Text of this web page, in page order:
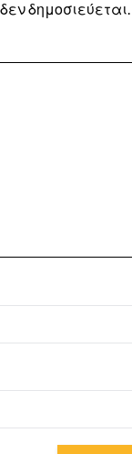
δημοσιεύεται.